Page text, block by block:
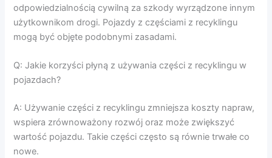
odpowiedzialnością cywilną za szkody wyrządzone innym
użytkownikom drogi. Pojazdy z częściami z recyklingu
mogą być objęte podobnymi zasadami.
Q: Jakie korzyści płyną z używania części z recyklingu w
pojazdach?
A: Używanie części z recyklingu zmniejsza koszty napraw,
wspiera zrównoważony rozwój oraz może zwiększyć
wartość pojazdu. Takie części często są równie trwałe co
nowe.